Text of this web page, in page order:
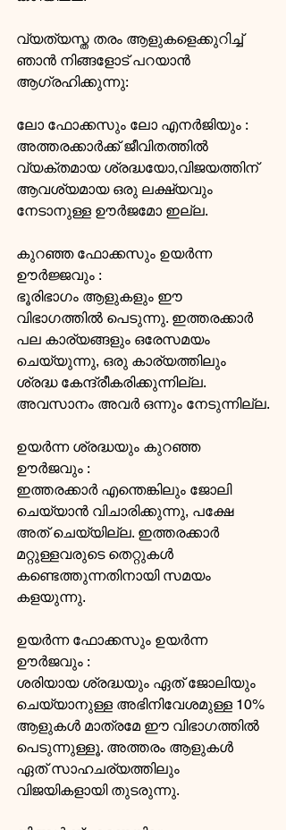
വ്യത്യസ്ത തരം ആളുകളെക്കുറിച്ച്
ഞാന്‍ നിങ്ങളോട് പറയാന്‍
ആഗ്രഹിക്കുന്നു:
ലോ ഫോക്കസും ലോ എനര്‍ജിയും :
അത്തരക്കാര്‍ക്ക് ജീവിതത്തില്‍
വ്യക്തമായ ശ്രദ്ധയോ,വിജയത്തിന്
ആവശ്യമായ ഒരു ലക്ഷ്യവും
നേടാനുള്ള ഊര്‍ജമോ ഇല്ല.
കുറഞ്ഞ ഫോക്കസും ഉയര്‍ന്ന
ഊര്‍ജ്ജവും :
ഭൂരിഭാഗം ആളുകളും ഈ
വിഭാഗത്തില്‍ പെടുന്നു. ഇത്തരക്കാര്‍
പല കാര്യങ്ങളും ഒരേസമയം
ചെയ്യുന്നു, ഒരു കാര്യത്തിലും
ശ്രദ്ധ കേന്ദ്രീകരിക്കുന്നില്ല.
അവസാനം അവര്‍ ഒന്നും നേടുന്നില്ല.
ഉയര്‍ന്ന ശ്രദ്ധയും കുറഞ്ഞ
ഊര്‍ജവും :
ഇത്തരക്കാര്‍ എന്തെങ്കിലും ജോലി
ചെയ്യാന്‍ വിചാരിക്കുന്നു, പക്ഷേ
അത് ചെയ്യില്ല. ഇത്തരക്കാര്‍
മറ്റുള്ളവരുടെ തെറ്റുകള്‍
കണ്ടെത്തുന്നതിനായി സമയം
കളയുന്നു.
ഉയര്‍ന്ന ഫോക്കസും ഉയര്‍ന്ന
ഊര്‍ജവും :
ശരിയായ ശ്രദ്ധയും ഏത് ജോലിയും
ചെയ്യാനുള്ള അഭിനിവേശമുള്ള 10%
ആളുകള്‍ മാത്രമേ ഈ വിഭാഗത്തില്‍
പെടുന്നുള്ളൂ. അത്തരം ആളുകള്‍
ഏത് സാഹചര്യത്തിലും
വിജയികളായി തുടരുന്നു.